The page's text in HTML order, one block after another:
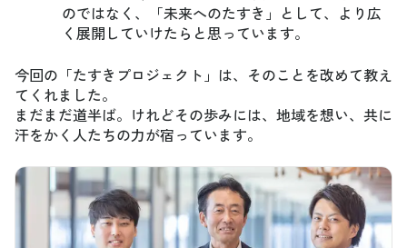
のではなく、「未来へのたすき」として、より広
く展開していけたらと思っています。
今回の「たすきプロジェクト」は、そのことを改めて教え
てくれました。
まだまだ道半ば。けれどその歩みには、地域を想い、共に
汗をかく人たちの力が宿っています。